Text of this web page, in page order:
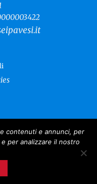
Pavesi
contenuti e annunci, per
per analizzare il nostro